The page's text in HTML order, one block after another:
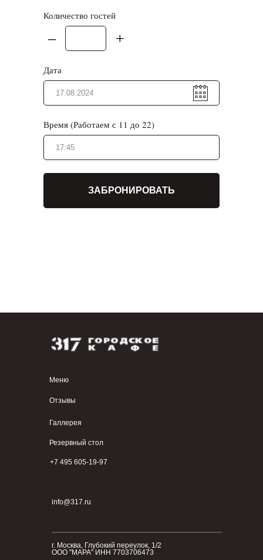
Количество гостей
– +
Дата
Время (Работаем с 11 до 22)
ЗАБРОНИРОВАТЬ
Меню
Отзывы
Галлерея
Резервный стол
info@317.ru
г. Москва, Глубокий переулок, 1/2
ООО "МАРА" ИНН 7703706473
+7 495 605-19-97